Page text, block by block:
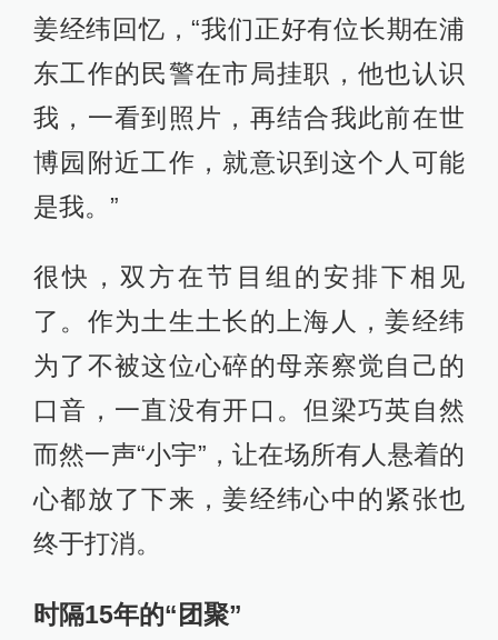
姜经纬回忆，“我们正好有位长期在浦
东工作的民警在市局挂职，他也认识
我，一看到照片，再结合我此前在世
博园附近工作，就意识到这个人可能
是我。”
很快，双方在节目组的安排下相见
了。作为土生土长的上海人，姜经纬
为了不被这位心碎的母亲察觉自己的
口音，一直没有开口。但梁巧英自然
而然一声“小宇”，让在场所有人悬着的
心都放了下来，姜经纬心中的紧张也
终于打消。
时隔15年的“团聚”